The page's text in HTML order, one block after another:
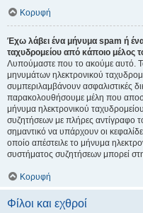
Κορυφή
Έχω λάβει ένα μήνυμα spam ή
ταχυδρομείου από κάποιο μέλος
Λυπούμαστε που το ακούμε αυτό.
μηνυμάτων ηλεκτρονικού
συμπεριλαμβάνουν ασφαλιστικές
παρακολουθήσουμε μέλη που
μήνυμα ηλεκτρονικού
συζητήσεων με πλήρες αντίγραφο
σημαντικό να υπάρχουν οι
οποίο απέστειλε το μήνυμα
συστήματος συζητήσεων μπορεί
Κορυφή
Φίλοι και εχθροί